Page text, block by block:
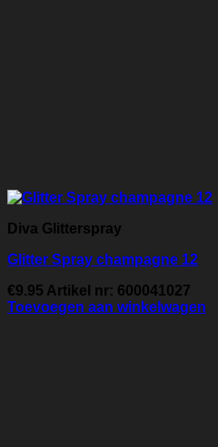
Diva Glitterspray
Glitter Spray champagne 12
€9.95 Artikel nr: 600041027
Toevoegen aan winkelwagen